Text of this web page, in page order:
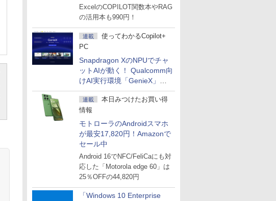
マーセール」第2弾開始！
ExcelのCOPILOT関数本やRAG
の活用本も990円！
連載
使ってわかるCopilot+
PC
Snapdragon XのNPUでチャ
ットAIが動く！ Qualcomm向
けAI実行環境「GenieX」を
試してみた
連載
本日みつけたお買い得
情報
モトローラのAndroidスマホ
が最安17,820円！Amazonで
セール中
Android 16でNFC/FeliCaにも対
応した「Motorola edge 60」は
25％OFFの44,820円
「Windows 10 Enterprise